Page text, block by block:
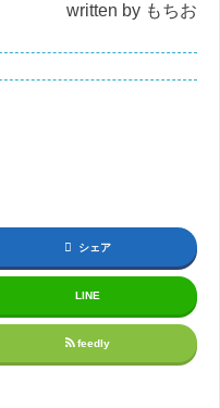
written by もちお
シェア
LINE
feedly